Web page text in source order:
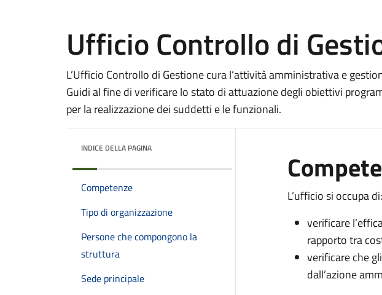
Ufficio Controllo di
L’Ufficio Controllo di Gestione cura l’attività amministrativa e
Guidi al fine di verificare lo stato di attuazione degli obiettivi
per la realizzazione dei suddetti e le funzionali.
INDICE DELLA PAGINA
Competenze
Tipo di organizzazione
Persone che compongono la
struttura
Sede principale
L’ufficio si occupa di:
verificare
rapporto tra
verificare che
dall’azione